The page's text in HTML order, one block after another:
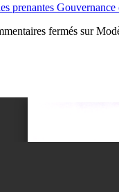
prenantes
fermés sur